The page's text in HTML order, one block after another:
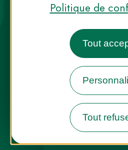
Politique de
Tout
Tout
Destination Parcs,
toute
INFOS PRESSEFAQ